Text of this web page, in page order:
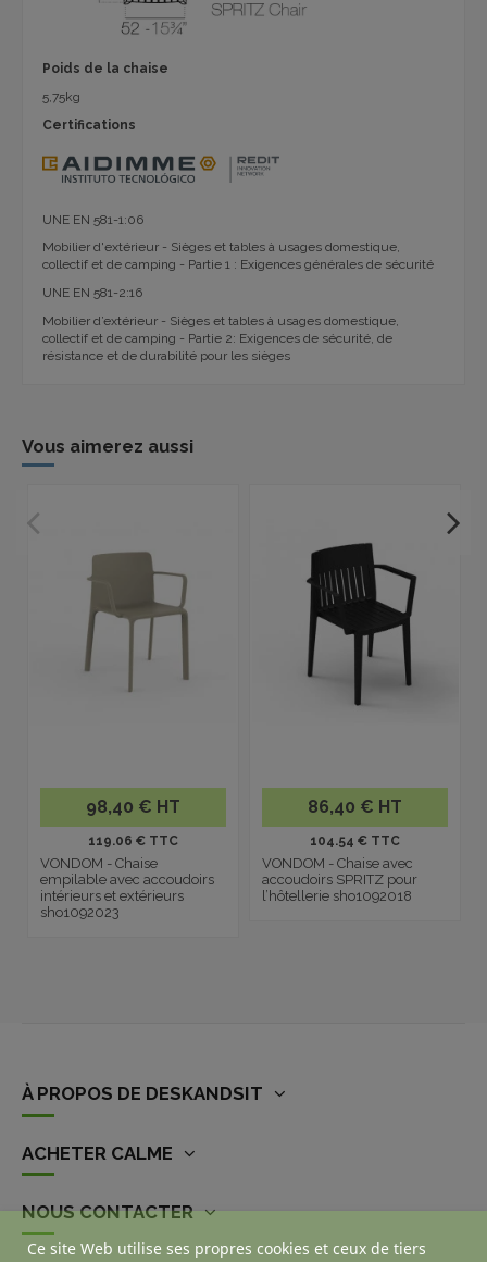
Poids de la chaise
5,75kg
Certifications
UNE EN 581-1:06
Mobilier d'extérieur - Sièges et tables à usages domestique,
collectif et de camping - Partie 1 : Exigences générales de sécurité
UNE EN 581-2:16
Mobilier d’extérieur - Sièges et tables à usages domestique,
collectif et de camping - Partie 2: Exigences de sécurité, de
résistance et de durabilité pour les sièges
Vous aimerez aussi
98,40 € HT
119.06 € TTC
VONDOM - Chaise
empilable avec accoudoirs
intérieurs et extérieurs
sho1092023
86,40 € HT
104.54 € TTC
VONDOM - Chaise avec
accoudoirs SPRITZ pour
l’hôtellerie sho1092018
À PROPOS DE DESKANDSIT
ACHETER CALME
NOUS CONTACTER
Ce site Web utilise ses propres cookies et ceux de tiers